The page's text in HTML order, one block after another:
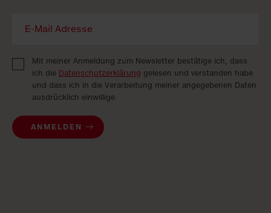
Mit meiner Anmeldung zum Newsletter bestätige ich, dass
ich die Datenschutzerklärung gelesen und verstanden habe
und dass ich in die Verarbeitung meiner angegebenen Daten
ausdrücklich einwillige.
ANMELDEN